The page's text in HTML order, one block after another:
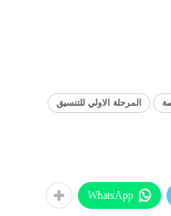
المرحلة الاولي للتنسيق
WhatsApp